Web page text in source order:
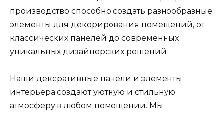
производство способно создать разнообразные
элементы для декорирования помещений, от
классических панелей до современных
уникальных дизайнерских решений.
Наши декоративные панели и элементы
интерьера создают уютную и стильную
атмосферу в любом помещении. Мы